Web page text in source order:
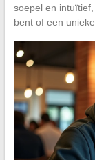
soepel en
bent of een